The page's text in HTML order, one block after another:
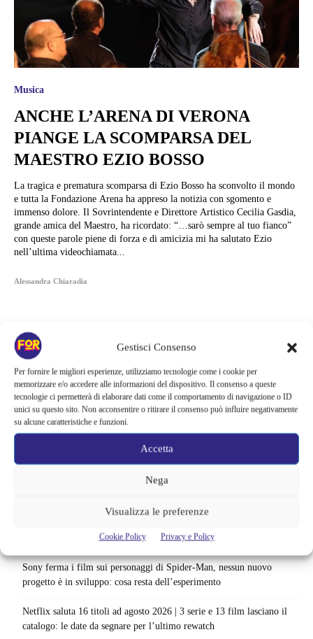
Gestisci Consenso
Per fornire le migliori esperienze, utilizziamo tecnologie come i cookie per
memorizzare e/o accedere alle informazioni del dispositivo. Il consenso a queste
tecnologie ci permetterà di elaborare dati come il comportamento di navigazione o ID
unici su questo sito. Non acconsentire o ritirare il consenso può influire negativamente
su alcune caratteristiche e funzioni.
Accetta
Nega
Visualizza le preferenze
Cookie Policy Privacy e Policy
Musica
ANCHE L’ARENA DI VERONA
PIANGE LA SCOMPARSA DEL
MAESTRO EZIO BOSSO
La tragica e prematura scomparsa di Ezio Bosso ha sconvolto il mondo
e tutta la Fondazione Arena ha appreso la notizia con sgomento e
immenso dolore. Il Sovrintendente e Direttore Artistico Cecilia Gasdia,
grande amica del Maestro, ha ricordato: “…sarò sempre al tuo fianco”
con queste parole piene di forza e di amicizia mi ha salutato Ezio
nell’ultima videochiamata...
Alessandra Chiaradia
scenario: una nuova sfida senza via di fuga
Sony ferma i film sui personaggi di Spider-Man, nessun nuovo
progetto è in sviluppo: cosa resta dell’esperimento
Netflix saluta 16 titoli ad agosto 2026 | 3 serie e 13 film lasciano il
catalogo: le date da segnare per l’ultimo rewatch